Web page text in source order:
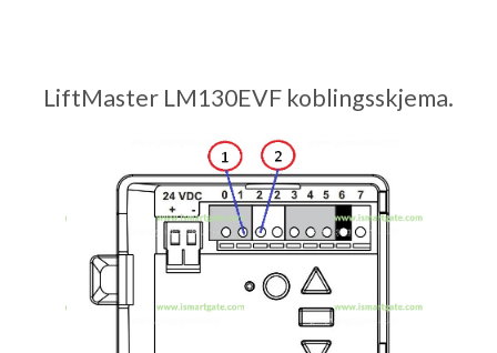
LiftMaster LM130EVF koblingsskjema.